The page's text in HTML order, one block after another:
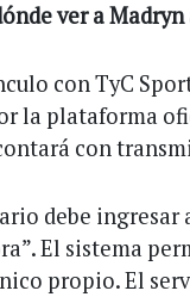
ver a
con TyC
la plataforma
con
debe
El sistema
propio. El